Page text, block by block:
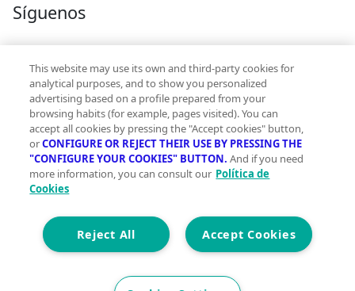
Síguenos
Contacto
hola@vivegreen.com
Aviso Legal
Condiciones de uso
Politica de privacidad
Política de cookies
Accesibilidad
© 2026 Vivegreen - Todos los derechos reservados - UCI
This website may use its own and third-party cookies for
analytical purposes, and to show you personalized
advertising based on a profile prepared from your
browsing habits (for example, pages visited). You can
accept all cookies by pressing the "Accept cookies" button,
orCONFIGURE OR REJECT THEIR USE BY PRESSING THE
"CONFIGURE YOUR COOKIES" BUTTON. And if you need
more information, you can consult our Política de
Cookies
Accept Cookies
Reject All